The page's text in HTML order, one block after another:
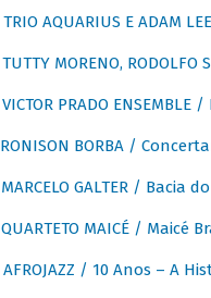
TRIO AQUARIUS E ADAM
TUTTY MORENO,
VICTOR PRADO
RONISON BORBA /
MARCELO GALTER / Bacia
QUARTETO MAICÉ / Maicé
AFROJAZZ / 10 Anos – A